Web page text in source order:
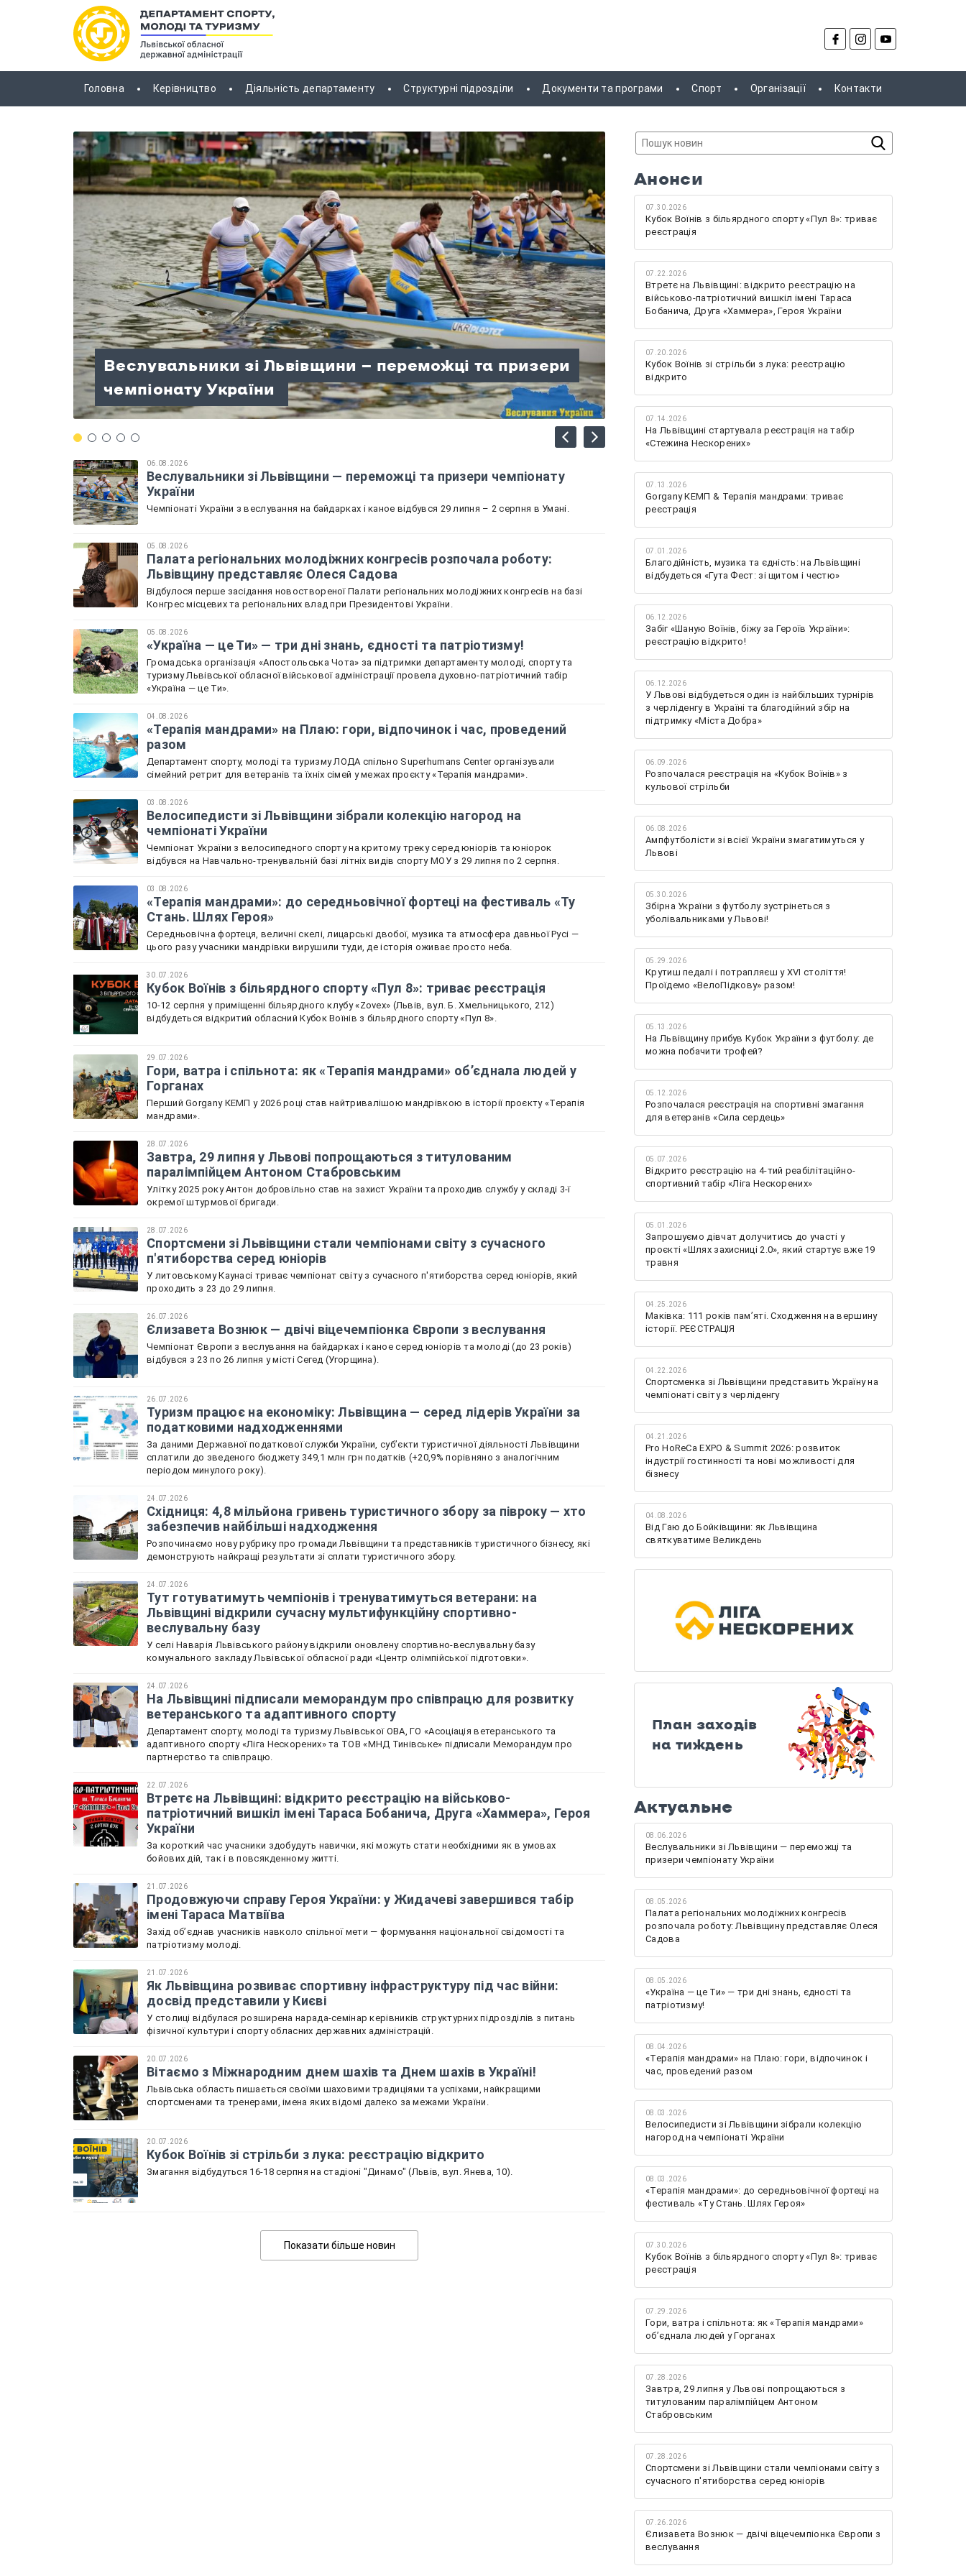
Головна Керівництво Діяльність департаменту Структурні підрозділи Документи та програми Спорт Організації Контакти
Веслувальники зі Львівщини — переможці та призери
чемпіонату України
Палата регіональних молодіжних конгресів
розпочала роботу: Львівщину представляє Олеся
Садова
«Україна — це Ти» — три дні знань, єдності та
патріотизму!
«Терапія мандрами» на Плаю: гори, відпочинок і час,
проведений разом
Велосипедисти зі Львівщини зібрали колекцію
нагород на чемпіонаті України
06.08.2026
Веслувальники зі Львівщини — переможці та призери чемпіонату
України
Чемпіонаті України з веслування на байдарках і каное відбувся 29 липня – 2 серпня в Умані.
05.08.2026
Палата регіональних молодіжних конгресів розпочала роботу:
Львівщину представляє Олеся Садова
Відбулося перше засідання новоствореної Палати регіональних молодіжних конгресів на базі
Конгрес місцевих та регіональних влад при Президентові України.
05.08.2026
«Україна — це Ти» — три дні знань, єдності та патріотизму!
Громадська організація «Апостольська Чота» за підтримки департаменту молоді, спорту та
туризму Львівської обласної військової адміністрації провела духовно-патріотичний табір
«Україна — це Ти».
04.08.2026
«Терапія мандрами» на Плаю: гори, відпочинок і час, проведений
разом
Департамент спорту, молоді та туризму ЛОДА спільно Superhumans Center організували
сімейний ретрит для ветеранів та їхніх сімей у межах проєкту «Терапія мандрами».
03.08.2026
Велосипедисти зі Львівщини зібрали колекцію нагород на
чемпіонаті України
Чемпіонат України з велосипедного спорту на критому треку серед юніорів та юніорок
відбувся на Навчально-тренувальній базі літніх видів спорту МОУ з 29 липня по 2 серпня.
03.08.2026
«Терапія мандрами»: до середньовічної фортеці на фестиваль «Ту
Стань. Шлях Героя»
Середньовічна фортеця, величні скелі, лицарські двобої, музика та атмосфера давньої Русі —
цього разу учасники мандрівки вирушили туди, де історія оживає просто неба.
30.07.2026
Кубок Воїнів з більярдного спорту «Пул 8»: триває реєстрація
10-12 серпня у приміщенні більярдного клубу «Zovex» (Львів, вул. Б. Хмельницького, 212)
відбудеться відкритий обласний Кубок Воїнів з більярдного спорту «Пул 8».
29.07.2026
Гори, ватра і спільнота: як «Терапія мандрами» об’єднала людей у
Горганах
Перший Gorgany КЕМП у 2026 році став найтривалішою мандрівкою в історії проєкту «Терапія
мандрами».
28.07.2026
Завтра, 29 липня у Львові попрощаються з титулованим
паралімпійцем Антоном Стабровським
Улітку 2025 року Антон добровільно став на захист України та проходив службу у складі 3-ї
окремої штурмової бригади.
28.07.2026
Спортсмени зі Львівщини стали чемпіонами світу з сучасного
п'ятиборства серед юніорів
У литовському Каунасі триває чемпіонат світу з сучасного п'ятиборства серед юніорів, який
проходить з 23 до 29 липня.
26.07.2026
Єлизавета Вознюк — двічі віцечемпіонка Європи з веслування
Чемпіонат Європи з веслування на байдарках і каное серед юніорів та молоді (до 23 років)
відбувся з 23 по 26 липня у місті Сегед (Угорщина).
26.07.2026
Туризм працює на економіку: Львівщина — серед лідерів України за
податковими надходженнями
За даними Державної податкової служби України, суб’єкти туристичної діяльності Львівщини
сплатили до зведеного бюджету 349,1 млн грн податків (+20,9% порівняно з аналогічним
періодом минулого року).
24.07.2026
Східниця: 4,8 мільйона гривень туристичного збору за півроку — хто
забезпечив найбільші надходження
Розпочинаємо нову рубрику про громади Львівщини та представників туристичного бізнесу, які
демонструють найкращі результати зі сплати туристичного збору.
24.07.2026
Тут готуватимуть чемпіонів і тренуватимуться ветерани: на
Львівщині відкрили сучасну мультифункційну спортивно-
веслувальну базу
У селі Наварія Львівського району відкрили оновлену спортивно-веслувальну базу
комунального закладу Львівської обласної ради «Центр олімпійської підготовки».
24.07.2026
На Львівщині підписали меморандум про співпрацю для розвитку
ветеранського та адаптивного спорту
Департамент спорту, молоді та туризму Львівської ОВА, ГО «Асоціація ветеранського та
адаптивного спорту «Ліга Нескорених» та ТОВ «МНД Тинівське» підписали Меморандум про
партнерство та співпрацю.
22.07.2026
Втретє на Львівщині: відкрито реєстрацію на військово-
патріотичний вишкіл імені Тараса Бобанича, Друга «Хаммера», Героя
України
За короткий час учасники здобудуть навички, які можуть стати необхідними як в умовах
бойових дій, так і в повсякденному житті.
21.07.2026
Продовжуючи справу Героя України: у Жидачеві завершився табір
імені Тараса Матвіїва
Захід обʼєднав учасників навколо спільної мети — формування національної свідомості та
патріотизму молоді.
21.07.2026
Як Львівщина розвиває спортивну інфраструктуру під час війни:
досвід представили у Києві
У столиці відбулася розширена нарада-семінар керівників структурних підрозділів з питань
фізичної культури і спорту обласних державних адміністрацій.
20.07.2026
Вітаємо з Міжнародним днем шахів та Днем шахів в Україні!
Львівська область пишається своїми шаховими традиціями та успіхами, найкращими
спортсменами та тренерами, імена яких відомі далеко за межами України.
20.07.2026
Кубок Воїнів зі стрільби з лука: реєстрацію відкрито
Змагання відбудуться 16-18 серпня на стадіоні "Динамо" (Львів, вул. Янева, 10).
Показати більше новин
Анонси
07.30.2026
Кубок Воїнів з більярдного спорту «Пул 8»: триває
реєстрація
07.22.2026
Втретє на Львівщині: відкрито реєстрацію на
військово-патріотичний вишкіл імені Тараса
Бобанича, Друга «Хаммера», Героя України
07.20.2026
Кубок Воїнів зі стрільби з лука: реєстрацію
відкрито
07.14.2026
На Львівщині стартувала реєстрація на табір
«Стежина Нескорених»
07.13.2026
Gorgany КЕМП & Терапія мандрами: триває
реєстрація
07.01.2026
Благодійність, музика та єдність: на Львівщині
відбудеться «Гута Фест: зі щитом і честю»
06.12.2026
Забіг «Шаную Воїнів, біжу за Героїв України»:
реєстрацію відкрито!
06.12.2026
У Львові відбудеться один із найбільших турнірів
з черліденгу в Україні та благодійний збір на
підтримку «Міста Добра»
06.09.2026
Розпочалася реєстрація на «Кубок Воїнів» з
кульової стрільби
06.08.2026
Ампфутболісти зі всієї України змагатимуться у
Львові
05.30.2026
Збірна України з футболу зустрінеться з
уболівальниками у Львові!
05.29.2026
Крутиш педалі і потрапляєш у XVI століття!
Проїдемо «ВелоПідкову» разом!
05.13.2026
На Львівщину прибув Кубок України з футболу: де
можна побачити трофей?
05.12.2026
Розпочалася реєстрація на спортивні змагання
для ветеранів «Сила сердець»
05.07.2026
Відкрито реєстрацію на 4-тий реабілітаційно-
спортивний табір «Ліга Нескорених»
05.01.2026
Запрошуємо дівчат долучитись до участі у
проєкті «Шлях захисниці 2.0», який стартує вже 19
травня
04.25.2026
Маківка: 111 років пам’яті. Сходження на вершину
історії. РЕЄСТРАЦІЯ
04.22.2026
Спортсменка зі Львівщини представить Україну на
чемпіонаті світу з черліденгу
04.21.2026
Pro HoReCa EXPO & Summit 2026: розвиток
індустрії гостинності та нові можливості для
бізнесу
04.08.2026
Від Гаю до Бойківщини: як Львівщина
святкуватиме Великдень
План заходів
на тиждень
Актуальне
08.06.2026
Веслувальники зі Львівщини — переможці та
призери чемпіонату України
08.05.2026
Палата регіональних молодіжних конгресів
розпочала роботу: Львівщину представляє Олеся
Садова
08.05.2026
«Україна — це Ти» — три дні знань, єдності та
патріотизму!
08.04.2026
«Терапія мандрами» на Плаю: гори, відпочинок і
час, проведений разом
08.03.2026
Велосипедисти зі Львівщини зібрали колекцію
нагород на чемпіонаті України
08.03.2026
«Терапія мандрами»: до середньовічної фортеці на
фестиваль «Ту Стань. Шлях Героя»
07.30.2026
Кубок Воїнів з більярдного спорту «Пул 8»: триває
реєстрація
07.29.2026
Гори, ватра і спільнота: як «Терапія мандрами»
об’єднала людей у Горганах
07.28.2026
Завтра, 29 липня у Львові попрощаються з
титулованим паралімпійцем Антоном
Стабровським
07.28.2026
Спортсмени зі Львівщини стали чемпіонами світу з
сучасного п'ятиборства серед юніорів
07.26.2026
Єлизавета Вознюк — двічі віцечемпіонка Європи з
веслування